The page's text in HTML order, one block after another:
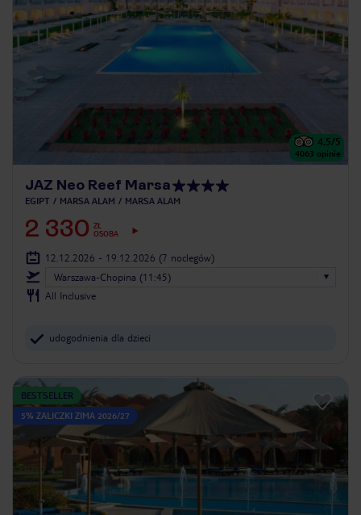
4.5/5
4063 opinie
JAZ Neo Reef Marsa
EGIPT MARSA ALAM MARSA ALAM
2 330 ZŁ
OSOBA
12.12.2026 - 19.12.2026 (7 noclegów)
Warszawa-Chopina (11:45)
All Inclusive
udogodnienia dla dzieci
BESTSELLER
5% ZALICZKI ZIMA 2026/27